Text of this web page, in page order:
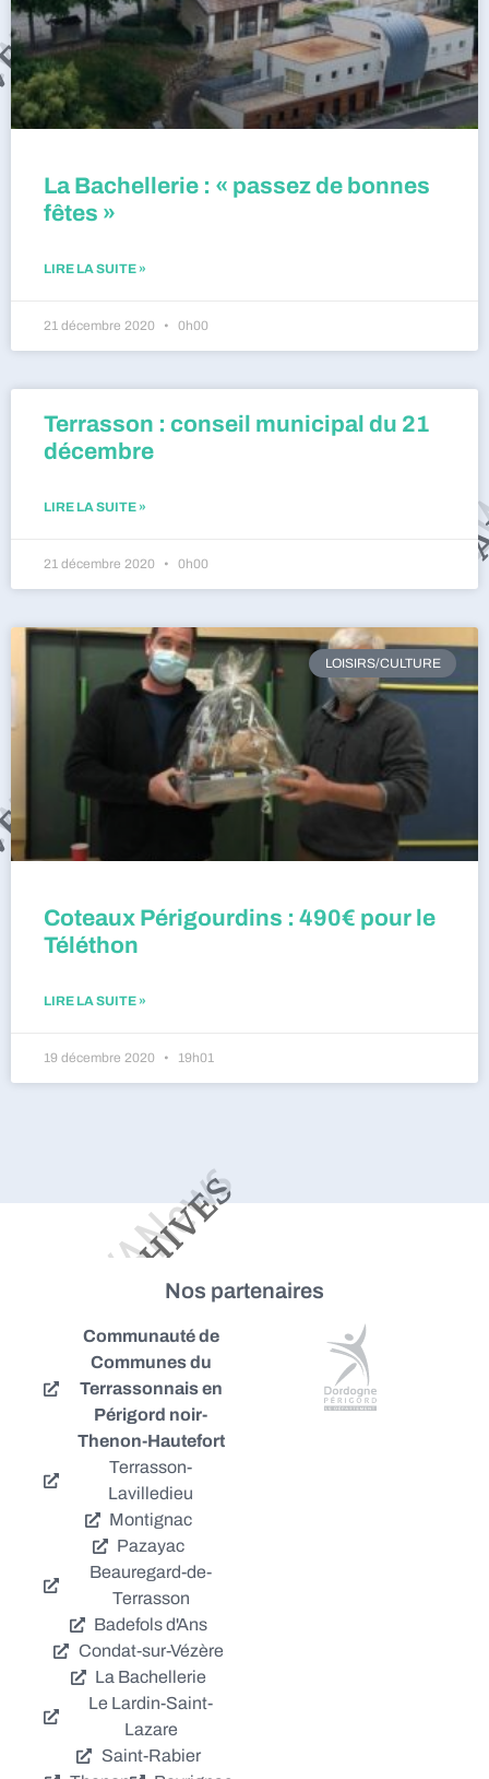
La Bachellerie : « passez de bonnes
fêtes »
LIRE LA SUITE »
21 décembre 2020 0h00
Terrasson : conseil municipal du 21
décembre
LIRE LA SUITE »
21 décembre 2020 0h00
LOISIRS/CULTURE
Coteaux Périgourdins : 490€ pour le
Téléthon
LIRE LA SUITE »
19 décembre 2020 19h01
Nos partenaires
Communauté de
Communes du
Terrassonnais en
Périgord noir-
Thenon-Hautefort
Terrasson-
Lavilledieu
Montignac
Pazayac
Beauregard-de-
Terrasson
Badefols d'Ans
Condat-sur-Vézère
La Bachellerie
Le Lardin-Saint-
Lazare
Saint-Rabier